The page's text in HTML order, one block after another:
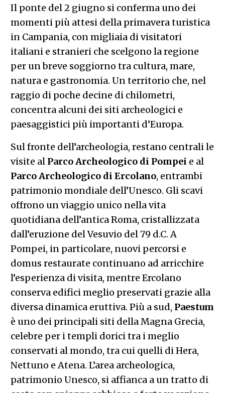
Il ponte del 2 giugno si conferma uno dei
momenti più attesi della primavera turistica
in Campania, con migliaia di visitatori
italiani e stranieri che scelgono la regione
per un breve soggiorno tra cultura, mare,
natura e gastronomia. Un territorio che, nel
raggio di poche decine di chilometri,
concentra alcuni dei siti archeologici e
paesaggistici più importanti d’Europa.
Sul fronte dell’archeologia, restano centrali le
visite al Parco Archeologico di Pompei e al
Parco Archeologico di Ercolano, entrambi
patrimonio mondiale dell’Unesco. Gli scavi
offrono un viaggio unico nella vita
quotidiana dell’antica Roma, cristallizzata
dall’eruzione del Vesuvio del 79 d.C. A
Pompei, in particolare, nuovi percorsi e
domus restaurate continuano ad arricchire
l’esperienza di visita, mentre Ercolano
conserva edifici meglio preservati grazie alla
diversa dinamica eruttiva. Più a sud, Paestum
è uno dei principali siti della Magna Grecia,
celebre per i templi dorici tra i meglio
conservati al mondo, tra cui quelli di Hera,
Nettuno e Atena. L’area archeologica,
patrimonio Unesco, si affianca a un tratto di